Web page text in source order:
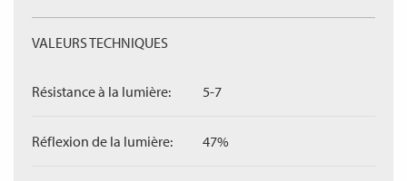
VALEURS TECHNIQUES
Résistance à la lumière: 5-7
Réflexion de la lumière: 47%